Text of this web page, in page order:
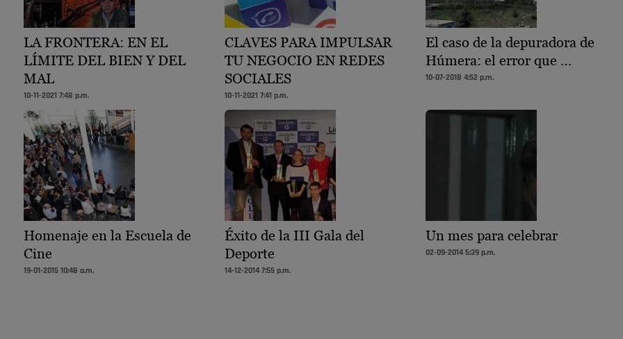
LA FRONTERA: EN EL
LÍMITE DEL BIEN Y DEL
MAL
10-11-2021 7:48 p.m.
CLAVES PARA IMPULSAR
TU NEGOCIO EN REDES
SOCIALES
10-11-2021 7:41 p.m.
El caso de la depuradora de
Húmera: el error que …
10-07-2018 4:52 p.m.
Homenaje en la Escuela de
Cine
19-01-2015 10:48 a.m.
Éxito de la III Gala del
Deporte
14-12-2014 7:55 p.m.
Un mes para celebrar
02-09-2014 5:39 p.m.